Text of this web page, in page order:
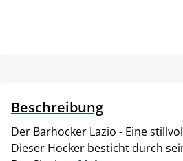
Beschreibung
Der Barhocker Lazio - Eine
Dieser Hocker besticht durch